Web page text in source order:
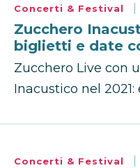
Concerti & Festival
Zucchero
biglietti e date
Zucchero Live con
Inacustico nel
Concerti & Festival